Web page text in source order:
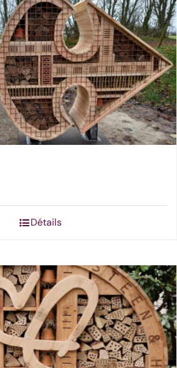
Détails